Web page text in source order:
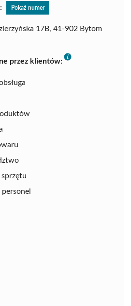
Pokaż numer
17B, 41-902 Bytom
przez klientów: